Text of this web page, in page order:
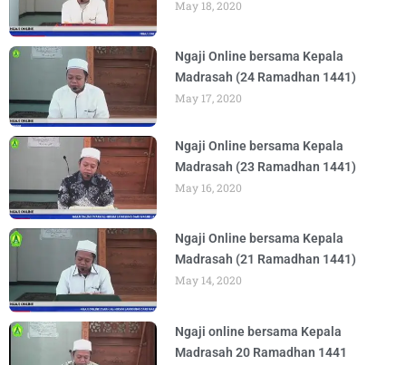
May 18, 2020
Ngaji Online bersama Kepala
Madrasah (24 Ramadhan 1441)
May 17, 2020
Ngaji Online bersama Kepala
Madrasah (23 Ramadhan 1441)
May 16, 2020
Ngaji Online bersama Kepala
Madrasah (21 Ramadhan 1441)
May 14, 2020
Ngaji online bersama Kepala
Madrasah 20 Ramadhan 1441